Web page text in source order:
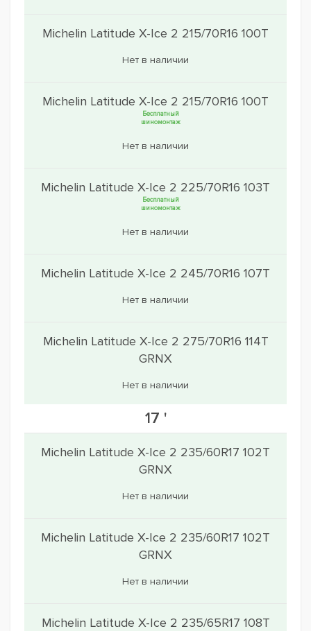
Michelin Latitude X-Ice 2 215/70R16 100T
Нет в наличии
Michelin Latitude X-Ice 2 215/70R16 100T
Бесплатный
шиномонтаж
Нет в наличии
Michelin Latitude X-Ice 2 225/70R16 103T
Бесплатный
шиномонтаж
Нет в наличии
Michelin Latitude X-Ice 2 245/70R16 107T
Нет в наличии
Michelin Latitude X-Ice 2 275/70R16 114T
GRNX
Нет в наличии
17 '
Michelin Latitude X-Ice 2 235/60R17 102T
GRNX
Нет в наличии
Michelin Latitude X-Ice 2 235/60R17 102T
GRNX
Нет в наличии
Michelin Latitude X-Ice 2 235/65R17 108T